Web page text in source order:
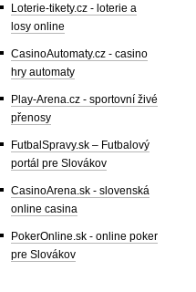
Loterie-tikety.cz - loterie a
losy online
CasinoAutomaty.cz - casino
hry automaty
Play-Arena.cz - sportovní živé
přenosy
FutbalSpravy.sk – Futbalový
portál pre Slovákov
CasinoArena.sk - slovenská
online casina
PokerOnline.sk - online poker
pre Slovákov